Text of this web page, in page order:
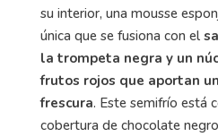
su interior, una mousse
única que se fusiona con el
la trompeta negra y un
frutos rojos que aportan
frescura. Este semifrío está
cobertura de chocolate